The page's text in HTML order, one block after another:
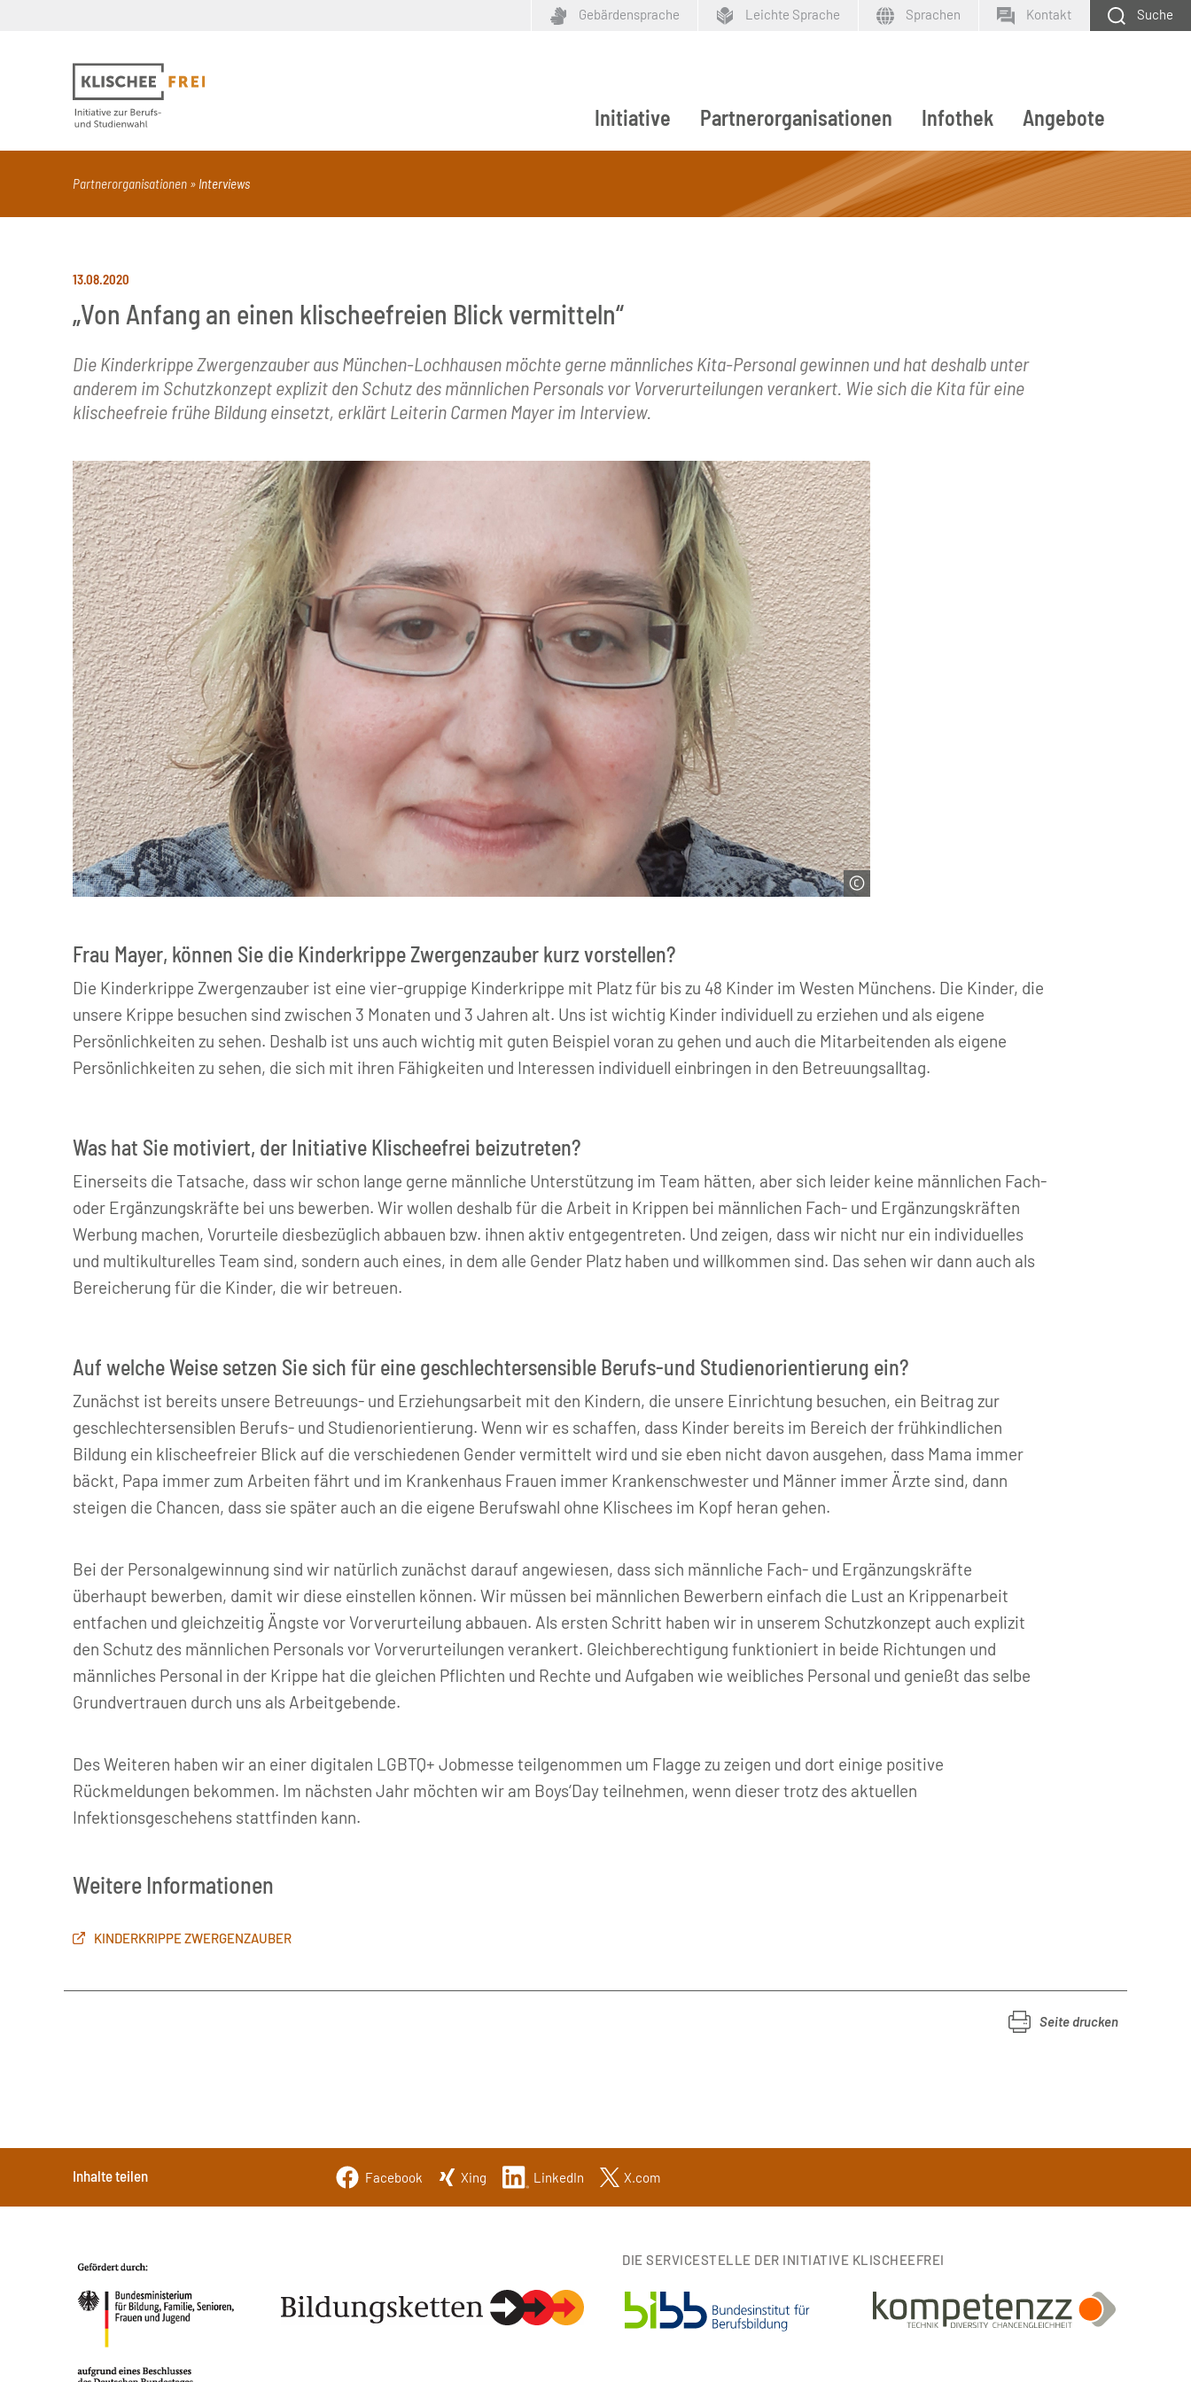
Gebärdensprache Leichte Sprache Sprachen Kontakt Suche
Suchbegriff
SUCHEN
Initiative Partnerorganisationen Infothek Angebote
Partnerorganisationen Interviews
13.08.2020
„Von Anfang an einen klischeefreien Blick vermitteln“
Die Kinderkrippe Zwergenzauber aus München-Lochhausen möchte gerne männliches Kita-Personal gewinnen und hat deshalb unter
anderem im Schutzkonzept explizit den Schutz des männlichen Personals vor Vorverurteilungen verankert. Wie sich die Kita für eine
klischeefreie frühe Bildung einsetzt, erklärt Leiterin Carmen Mayer im Interview.
Frau Mayer, können Sie die Kinderkrippe Zwergenzauber kurz vorstellen?
Die Kinderkrippe Zwergenzauber ist eine vier-gruppige Kinderkrippe mit Platz für bis zu 48 Kinder im Westen Münchens. Die Kinder, die
unsere Krippe besuchen sind zwischen 3 Monaten und 3 Jahren alt. Uns ist wichtig Kinder individuell zu erziehen und als eigene
Persönlichkeiten zu sehen. Deshalb ist uns auch wichtig mit guten Beispiel voran zu gehen und auch die Mitarbeitenden als eigene
Persönlichkeiten zu sehen, die sich mit ihren Fähigkeiten und Interessen individuell einbringen in den Betreuungsalltag.
Was hat Sie motiviert, der Initiative Klischeefrei beizutreten?
Einerseits die Tatsache, dass wir schon lange gerne männliche Unterstützung im Team hätten, aber sich leider keine männlichen Fach-
oder Ergänzungskräfte bei uns bewerben. Wir wollen deshalb für die Arbeit in Krippen bei männlichen Fach- und Ergänzungskräften
Werbung machen, Vorurteile diesbezüglich abbauen bzw. ihnen aktiv entgegentreten. Und zeigen, dass wir nicht nur ein individuelles
und multikulturelles Team sind, sondern auch eines, in dem alle Gender Platz haben und willkommen sind. Das sehen wir dann auch als
Bereicherung für die Kinder, die wir betreuen.
Auf welche Weise setzen Sie sich für eine geschlechtersensible Berufs-und Studienorientierung ein?
Zunächst ist bereits unsere Betreuungs- und Erziehungsarbeit mit den Kindern, die unsere Einrichtung besuchen, ein Beitrag zur
geschlechtersensiblen Berufs- und Studienorientierung. Wenn wir es schaffen, dass Kinder bereits im Bereich der frühkindlichen
Bildung ein klischeefreier Blick auf die verschiedenen Gender vermittelt wird und sie eben nicht davon ausgehen, dass Mama immer
bäckt, Papa immer zum Arbeiten fährt und im Krankenhaus Frauen immer Krankenschwester und Männer immer Ärzte sind, dann
steigen die Chancen, dass sie später auch an die eigene Berufswahl ohne Klischees im Kopf heran gehen.
Bei der Personalgewinnung sind wir natürlich zunächst darauf angewiesen, dass sich männliche Fach- und Ergänzungskräfte
überhaupt bewerben, damit wir diese einstellen können. Wir müssen bei männlichen Bewerbern einfach die Lust an Krippenarbeit
entfachen und gleichzeitig Ängste vor Vorverurteilung abbauen. Als ersten Schritt haben wir in unserem Schutzkonzept auch explizit
den Schutz des männlichen Personals vor Vorverurteilungen verankert. Gleichberechtigung funktioniert in beide Richtungen und
männliches Personal in der Krippe hat die gleichen Pflichten und Rechte und Aufgaben wie weibliches Personal und genießt das selbe
Grundvertrauen durch uns als Arbeitgebende.
Des Weiteren haben wir an einer digitalen LGBTQ+ Jobmesse teilgenommen um Flagge zu zeigen und dort einige positive
Rückmeldungen bekommen. Im nächsten Jahr möchten wir am Boys‘Day teilnehmen, wenn dieser trotz des aktuellen
Infektionsgeschehens stattfinden kann.
Weitere Informationen
KINDERKRIPPE ZWERGENZAUBER
Seite drucken
Inhalte teilen Facebook Xing LinkedIn X.com
DIE SERVICESTELLE DER INITIATIVE KLISCHEEFREI